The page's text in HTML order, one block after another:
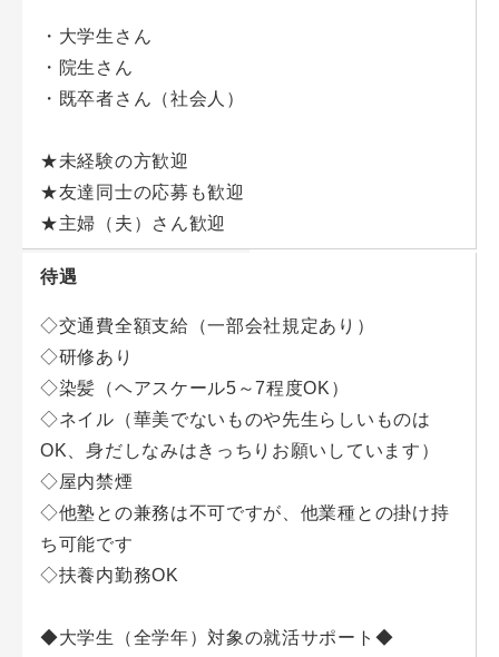
・大学生さん
・院生さん
・既卒者さん（社会人）
★未経験の方歓迎
★友達同士の応募も歓迎
★主婦（夫）さん歓迎
待遇
◇交通費全額支給（一部会社規定あり）
◇研修あり
◇染髪（ヘアスケール5～7程度OK）
◇ネイル（華美でないものや先生らしいものは
OK、身だしなみはきっちりお願いしています）
◇屋内禁煙
◇他塾との兼務は不可ですが、他業種との掛け持
ち可能です
◇扶養内勤務OK
◆大学生（全学年）対象の就活サポート◆